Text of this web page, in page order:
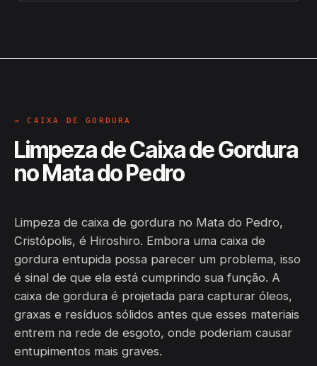
→ CAIXA DE GORDURA
Limpeza de Caixa de Gordura
no Mata do Pedro
Limpeza de caixa de gordura no Mata do Pedro,
Cristópolis, é Hiroshiro. Embora uma caixa de
gordura entupida possa parecer um problema, isso
é sinal de que ela está cumprindo sua função. A
caixa de gordura é projetada para capturar óleos,
graxas e resíduos sólidos antes que esses materiais
entrem na rede de esgoto, onde poderiam causar
entupimentos mais graves.